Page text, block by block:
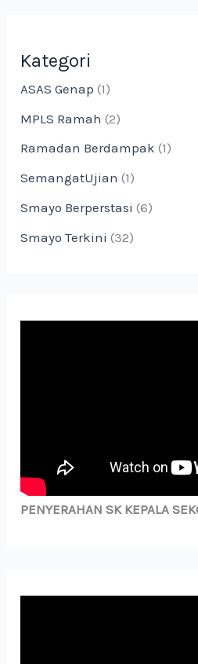
Kategori
ASAS Genap (1)
MPLS Ramah (2)
Ramadan Berdampak (1)
SemangatUjian (1)
Smayo Berperstasi (6)
Smayo Terkini (32)
PENYERAHAN SK KEPALA